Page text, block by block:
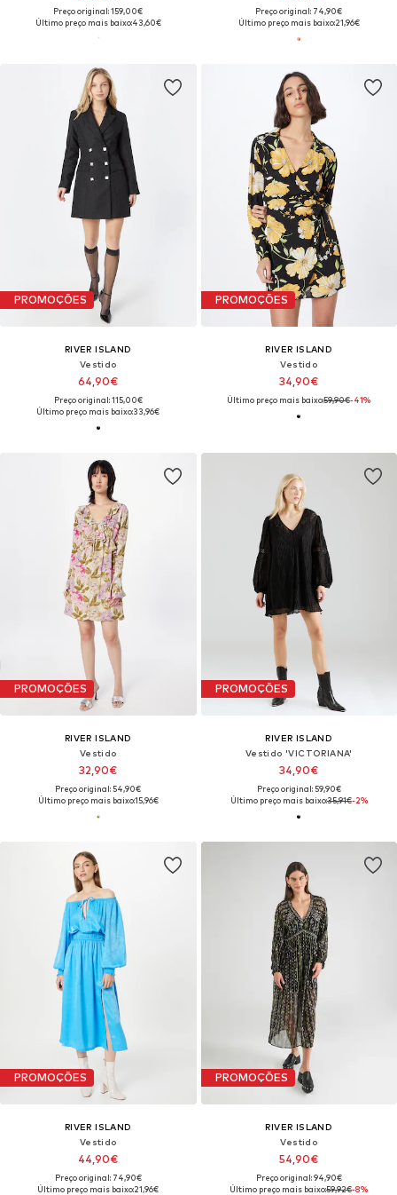
Preço original: 159,00€
Último preço mais baixo:43,60€
Preço original: 74,90€
Último preço mais baixo:21,96€
PROMOÇÕES
RIVER ISLAND
Vestido
64,90€
Preço original: 115,00€
Último preço mais baixo:33,96€
PROMOÇÕES
RIVER ISLAND
Vestido
34,90€
Último preço mais baixo:59,90€-41%
PROMOÇÕES
RIVER ISLAND
Vestido
32,90€
Preço original: 54,90€
Último preço mais baixo:15,96€
PROMOÇÕES
RIVER ISLAND
Vestido 'VICTORIANA'
34,90€
Preço original: 59,90€
Último preço mais baixo:35,91€-2%
PROMOÇÕES
RIVER ISLAND
Vestido
44,90€
Preço original: 74,90€
Último preço mais baixo:21,96€
PROMOÇÕES
RIVER ISLAND
Vestido
54,90€
Preço original: 94,90€
Último preço mais baixo:59,92€-8%